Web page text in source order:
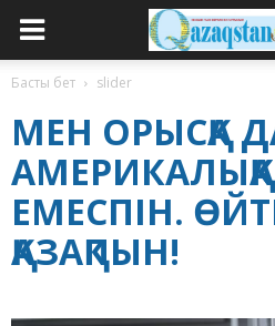
Басты бет slider
МЕН ОРЫСҚА
ЕМЕСПІН.
ҚАЗАҚПЫН!